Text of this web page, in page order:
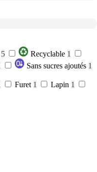
5 Recyclable 1
Sans sucres ajoutés 1
Furet 1 Lapin 1